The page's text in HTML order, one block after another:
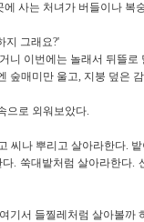
에 사는 처녀가 버들이나 복
지 그래요?'
니 이번에는 놀래서 뒤뜰
숲매미만 울고, 지붕 덮은
으로 외워보았다.
씨나 뿌리고 살아라한다.
. 쑥대밭처럼 살아라한다.
기서 들찔레처럼 살아볼까